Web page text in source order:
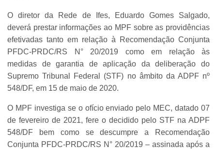
O diretor da Rede de Ifes, Eduardo Gomes Salgado,
deverá prestar informações ao MPF sobre as providências
efetivadas tanto em relação à Recomendação Conjunta
PFDC-PRDC/RS N° 20/2019 como em relação às
medidas de garantia de aplicação da deliberação do
Supremo Tribunal Federal (STF) no âmbito da ADPF nº
548/DF, em 15 de maio de 2020.
O MPF investiga se o ofício enviado pelo MEC, datado 07
de fevereiro de 2021, fere o decidido pelo STF na ADPF
548/DF bem como se descumpre a Recomendação
Conjunta PFDC-PRDC/RS N° 20/2019 – assinada após a